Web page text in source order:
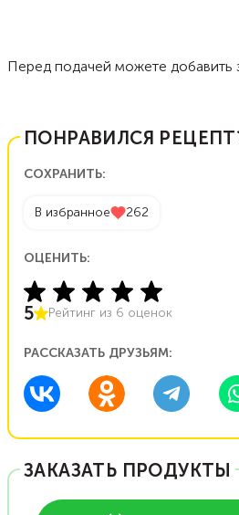
Перед подачей можете добавить
ПОНРАВИЛСЯ
СОХРАНИТЬ:
В избранное 262
ОЦЕНИТЬ:
5 Рейтинг из 6 оценок
РАССКАЗАТЬ ДРУЗЬЯМ:
ЗАКАЗАТЬ ПРОДУКТЫ